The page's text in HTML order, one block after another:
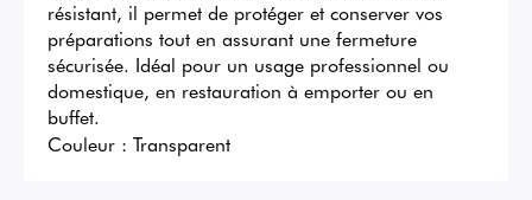
résistant, il permet de protéger et conserver vos
préparations tout en assurant une fermeture
sécurisée. Idéal pour un usage professionnel ou
domestique, en restauration à emporter ou en
buffet.
Couleur : Transparent